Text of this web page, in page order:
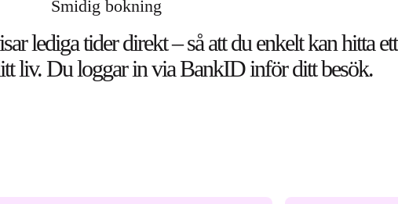
Smidig bokning
lediga tider direkt – så att du enkelt kan hitta ett
liv. Du loggar in via BankID inför ditt besök.